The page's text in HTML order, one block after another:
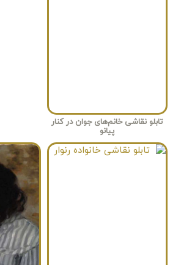
تابلو نقاشی خانم‌های جوان در کنار
پیانو